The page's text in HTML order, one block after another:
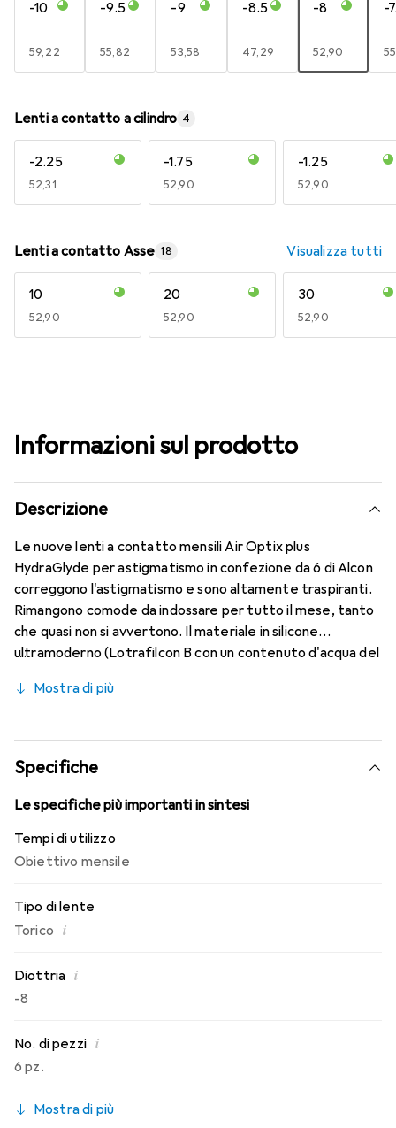
-10
EUR
59,22
-9.5
EUR
55,82
-9
EUR
53,58
-8.5
EUR
47,29
-8
EUR
52,90
-
Lenti a contatto a cilindro 4
-2.25
EUR
52,31
-1.75
EUR
52,90
-1.25
EUR
52,90
Lenti a contatto Asse 18 Visualizza tutti
10
EUR
52,90
20
EUR
52,90
30
EUR
52,90
Informazioni sul prodotto
Descrizione
Le nuove lenti a contatto mensili Air Optix plus
HydraGlyde per astigmatismo in confezione da 6 di Alcon
correggono l'astigmatismo e sono altamente traspiranti.
Rimangono comode da indossare per tutto il mese, tanto
che quasi non si avvertono. Il materiale in silicone
ultramoderno (Lotrafilcon B con un contenuto d'acqua del
Moisture Matrix e la conosciuta tecnologia SmartShield,
conosci. Comfort e assenza di fastidi per tutto il giorno
con queste lenti mensili.
Mostra di più
Specifiche
Le specifiche più importanti in sintesi
Tempi di utilizzo
Obiettivo mensile
Tipo di lente
Torico i
Diottria i
-8
No. di pezzi i
6 pz.
Mostra di più